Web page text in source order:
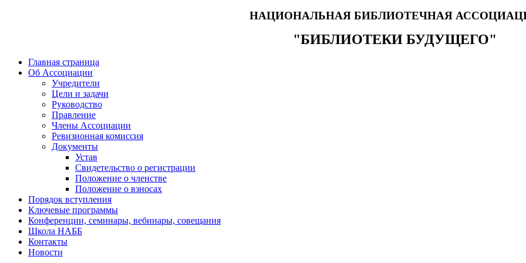
НАЦИОНАЛЬНАЯ БИБЛИОТЕЧНАЯ
"БИБЛИОТЕКИ БУДУЩЕГО"
Главная страница
Об Ассоциации
Учредители
Цели и задачи
Руководство
Правление
Члены Ассоциации
Ревизионная комиссия
Документы
Устав
Свидетельство о регистрации
Положение о членстве
Положение о взносах
Порядок вступления
Ключевые программы
Конференции, семинары, вебинары, совещания
Школа НАББ
Контакты
Новости